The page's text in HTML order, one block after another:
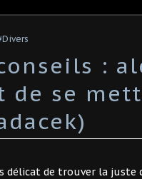
:
de se
délicat de trouver la juste